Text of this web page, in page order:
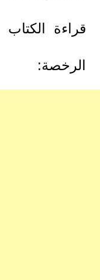
قراءة الكتاب
الرخصة: